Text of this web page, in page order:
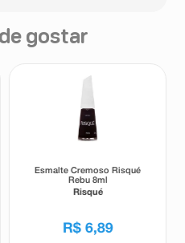
gostar
Esmalte Cremoso Risqué
Rebu 8ml
Risqué
R$ 6,89